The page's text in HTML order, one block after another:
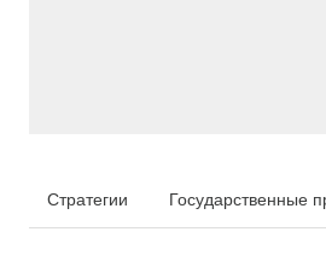
Стратегии Государственные